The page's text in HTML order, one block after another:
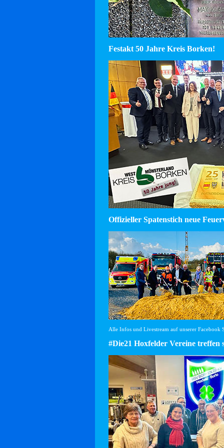
Festakt 50 Jahre Kreis Borken!
Offizieller Spatenstich neue
Alle Infos und Livestream auf unserer Facebook
#Die21 Hoxfelder Vereine treffen